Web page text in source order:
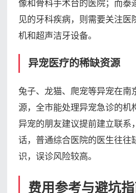
像和骨科手术台的医院；而泰
见的牙科疾病，则需要关注医
机和超声洁牙设备。
异宠医疗的稀缺资源
兔子、龙猫、爬宠等异宠在南
源，全市能处理异宠急诊的机
异宠的朋友建议提前建立联系
话，普通综合医院的医生往往
识，误诊风险较高。
费用参考与避坑